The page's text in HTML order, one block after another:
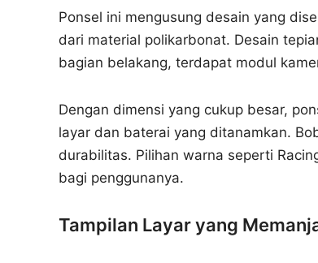
Ponsel ini mengusung desain yang
dari material polikarbonat. Desain
bagian belakang, terdapat modul
Dengan dimensi yang cukup besar,
layar dan baterai yang ditanamkan.
durabilitas. Pilihan warna seperti
bagi penggunanya.
Tampilan Layar yang